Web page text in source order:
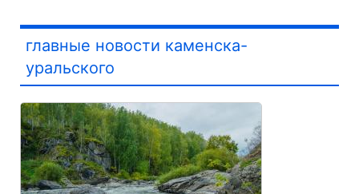
главные новости каменска-
уральского